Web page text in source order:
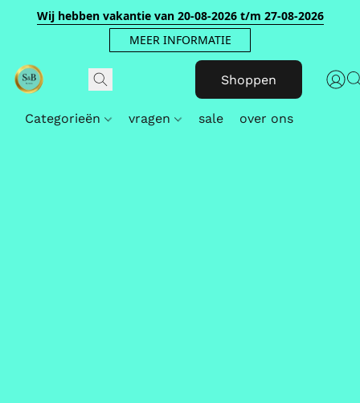
Wij hebben vakantie van 20-08-2026 t/m 27-08-2026
MEER INFORMATIE
Shoppen
Categorieën vragen sale over ons